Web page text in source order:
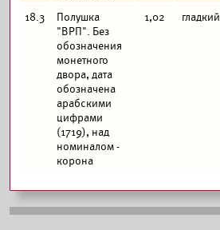
18.3
Полушка
"ВРП". Без
обозначения
монетного
двора, дата
обозначена
арабскими
цифрами
(1719), над
номиналом -
корона
1,02 гладкий